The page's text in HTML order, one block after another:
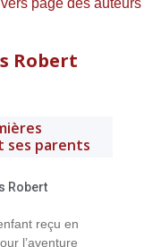
Robert
ses parents
Robert
reçu en
l’aventure